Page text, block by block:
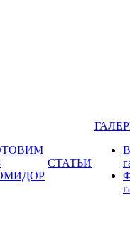
СТАТЬИ